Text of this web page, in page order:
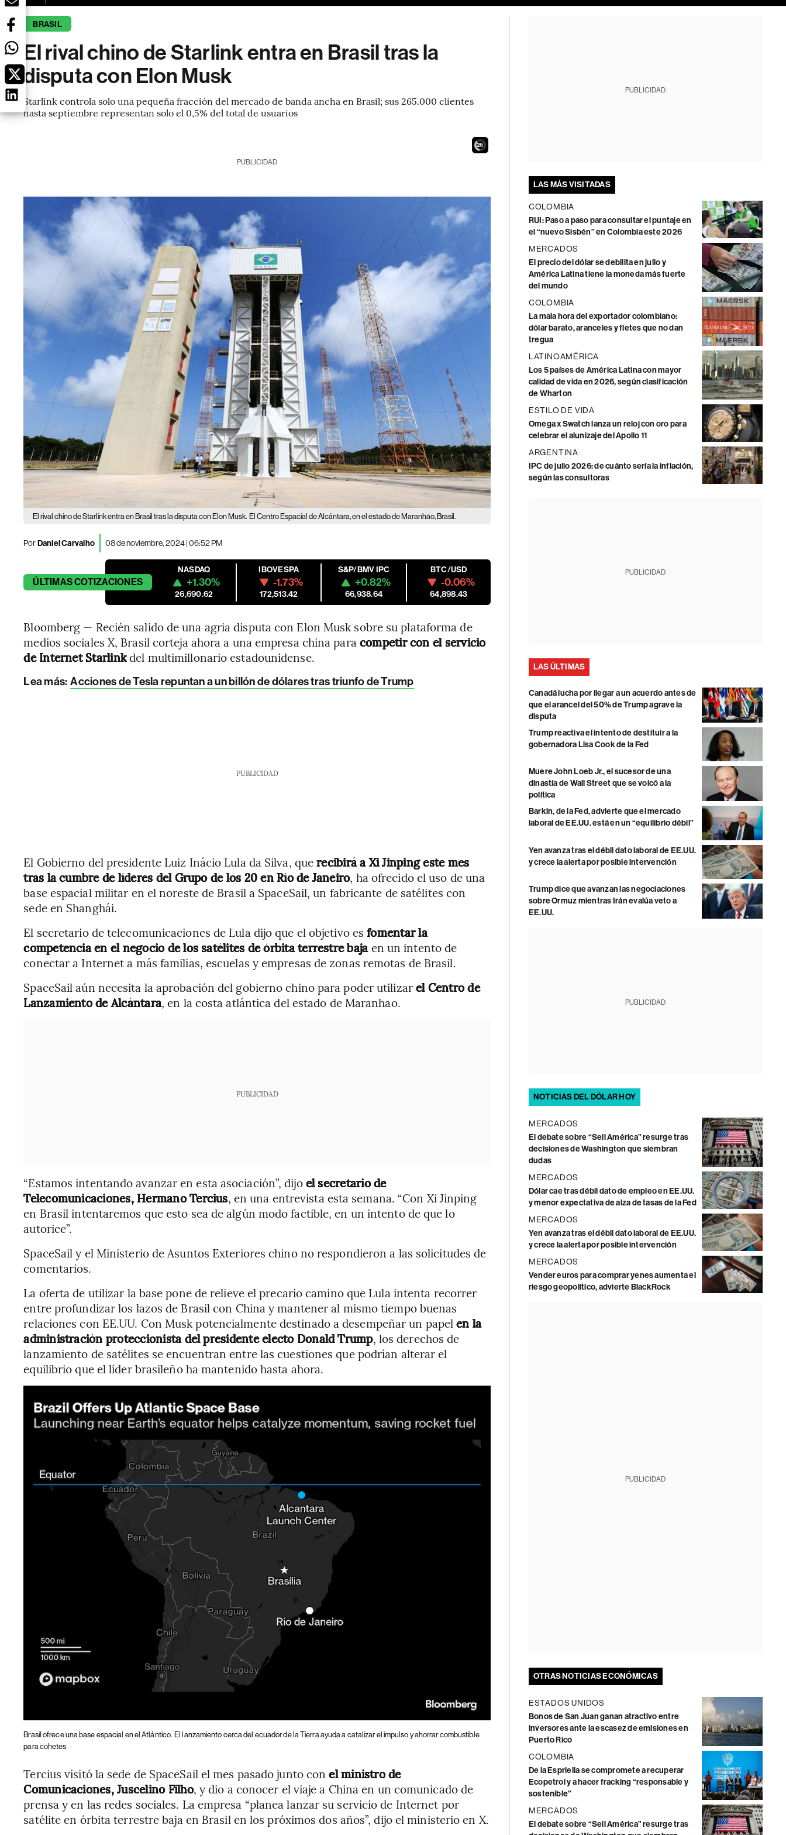
BRASIL
El rival chino de Starlink entra en Brasil tras la
disputa con Elon Musk
Starlink controla solo una pequeña fracción del mercado de banda ancha en Brasil; sus 265.000 clientes
hasta septiembre representan solo el 0,5% del total de usuarios
24
PUBLICIDAD
El rival chino de Starlink entra en Brasil tras la disputa con Elon Musk. El Centro Espacial de Alcántara, en el estado de Maranhão, Brasil.
PorDaniel Carvalho 08 de noviembre, 2024 | 06:52 PM
ÚLTIMASCOTIZACIONES
NASDAQ
+1.30%
26,690.62
IBOVESPA
-1.73%
172,513.42
S&P/BMV IPC
+0.82%
66,938.64
BTC/USD
-0.06%
64,898.43
Bloomberg — Recién salido de una agria disputa con Elon Musk sobre su plataforma de
medios sociales X, Brasil corteja ahora a una empresa china para competir con el servicio
de Internet Starlinkdel multimillonario estadounidense.
Lea más: Acciones de Tesla repuntan a un billón de dólares tras triunfo de Trump
PUBLICIDAD
El Gobierno del presidente Luiz Inácio Lula da Silva, querecibirá a Xi Jinping este mes
tras la cumbre de líderes del Grupo de los 20 en Río de Janeiro, ha ofrecido el uso de una
base espacial militar en el noreste de Brasil a SpaceSail, un fabricante de satélites con
sede en Shanghái.
El secretario de telecomunicaciones de Lula dijo que el objetivo esfomentar la
competencia en el negocio de los satélites de órbita terrestre bajaen un intento de
conectar a Internet a más familias, escuelas y empresas de zonas remotas de Brasil.
SpaceSail aún necesita la aprobación del gobierno chino para poder utilizarel Centro de
Lanzamiento de Alcántara, en la costa atlántica del estado de Maranhao.
PUBLICIDAD
“Estamos intentando avanzar en esta asociación”, dijoel secretario de
Telecomunicaciones, Hermano Tercius, en una entrevista esta semana. “Con Xi Jinping
en Brasil intentaremos que esto sea de algún modo factible, en un intento de que lo
autorice”.
SpaceSail y el Ministerio de Asuntos Exteriores chino no respondieron a las solicitudes de
comentarios.
La oferta de utilizar la base pone de relieve el precario camino que Lula intenta recorrer
entre profundizar los lazos de Brasil con China y mantener al mismo tiempo buenas
relaciones con EE.UU. Con Musk potencialmente destinado a desempeñar un papelen la
administración proteccionista del presidente electo Donald Trump, los derechos de
lanzamiento de satélites se encuentran entre las cuestiones que podrían alterar el
equilibrio que el líder brasileño ha mantenido hasta ahora.
Brasil ofrece una base espacial en el Atlántico. El lanzamiento cerca del ecuador de la Tierra ayuda a catalizar el impulso y ahorrar combustible
para cohetes
Tercius visitó la sede de SpaceSail el mes pasado junto conel ministro de
Comunicaciones, Juscelino Filho, y dio a conocer el viaje a China en un comunicado de
prensa y en las redes sociales. La empresa “planea lanzar su servicio de Internet por
satélite en órbita terrestre baja en Brasil en los próximos dos años”, dijo el ministerio en X.
PUBLICIDAD
LAS MÁS VISITADAS
COLOMBIA
RUI: Paso a paso para consultar el puntaje en
el “nuevo Sisbén” en Colombia este 2026
MERCADOS
El precio del dólar se debilita en julio y
América Latina tiene la moneda más fuerte
del mundo
COLOMBIA
La mala hora del exportador colombiano:
dólar barato, aranceles y fletes que no dan
tregua
LATINOAMÉRICA
Los 5 países de América Latina con mayor
calidad de vida en 2026, según clasificación
de Wharton
ESTILO DE VIDA
Omega x Swatch lanza un reloj con oro para
celebrar el alunizaje del Apollo 11
ARGENTINA
IPC de julio 2026: de cuánto sería la inflación,
según las consultoras
PUBLICIDAD
LAS ÚLTIMAS
Canadá lucha por llegar a un acuerdo antes de
que el arancel del 50% de Trump agrave la
disputa
Trump reactiva el intento de destituir a la
gobernadora Lisa Cook de la Fed
Muere John Loeb Jr., el sucesor de una
dinastía de Wall Street que se volcó a la
política
Barkin, de la Fed, advierte que el mercado
laboral de EE.UU. está en un “equilibrio débil”
Yen avanza tras el débil dato laboral de EE.UU.
y crece la alerta por posible intervención
Trump dice que avanzan las negociaciones
sobre Ormuz mientras Irán evalúa veto a
EE.UU.
PUBLICIDAD
NOTICIAS DEL DÓLAR HOY
MERCADOS
El debate sobre “Sell América” resurge tras
decisiones de Washington que siembran
dudas
MERCADOS
Dólar cae tras débil dato de empleo en EE.UU.
y menor expectativa de alza de tasas de la Fed
MERCADOS
Yen avanza tras el débil dato laboral de EE.UU.
y crece la alerta por posible intervención
MERCADOS
Vender euros para comprar yenes aumenta el
riesgo geopolítico, advierte BlackRock
PUBLICIDAD
OTRAS NOTICIAS ECONÓMICAS
ESTADOS UNIDOS
Bonos de San Juan ganan atractivo entre
inversores ante la escasez de emisiones en
Puerto Rico
COLOMBIA
De la Espriella se compromete a recuperar
Ecopetrol y a hacer fracking “responsable y
sostenible”
MERCADOS
El debate sobre “Sell América” resurge tras